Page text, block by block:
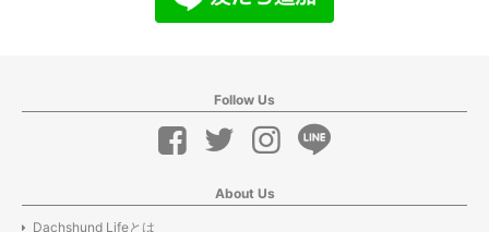
Follow Us
About Us
Dachshund Lifeとは